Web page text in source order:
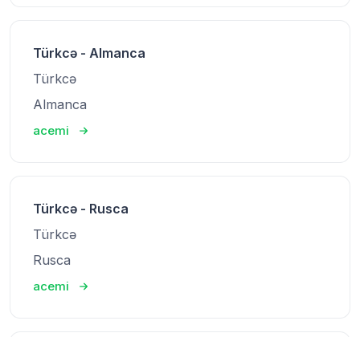
Türkcə - Almanca
Türkcə
Almanca
acemi
Türkcə - Rusca
Türkcə
Rusca
acemi